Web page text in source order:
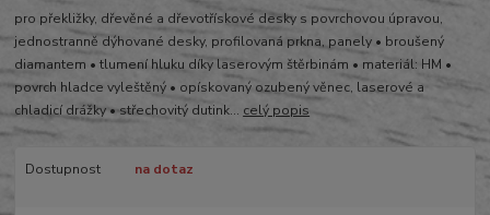
pro překližky, dřevěné a dřevotřískové desky s povrchovou úpravou,
jednostranně dýhované desky, profilovaná prkna, panely • broušený
diamantem • tlumení hluku díky laserovým štěrbinám • materiál: HM •
povrch hladce vyleštěný • opískovaný ozubený věnec, laserové a
chladicí drážky • střechovitý dutink... celý popis
Dostupnost na dotaz